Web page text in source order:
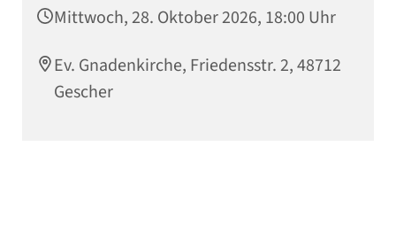
Mittwoch, 28. Oktober 2026, 18:00 Uhr
Ev. Gnadenkirche, Friedensstr. 2, 48712
Gescher